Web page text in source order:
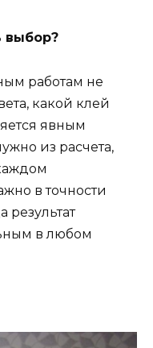
выбор?
работам не
какой клей
явным
из расчета,
в точности
результат
в любом